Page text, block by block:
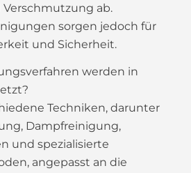
ab.
sorgen jedoch für
und Sicherheit.
werden in
Techniken, darunter
Dampfreinigung,
und spezialisierte
angepasst an die